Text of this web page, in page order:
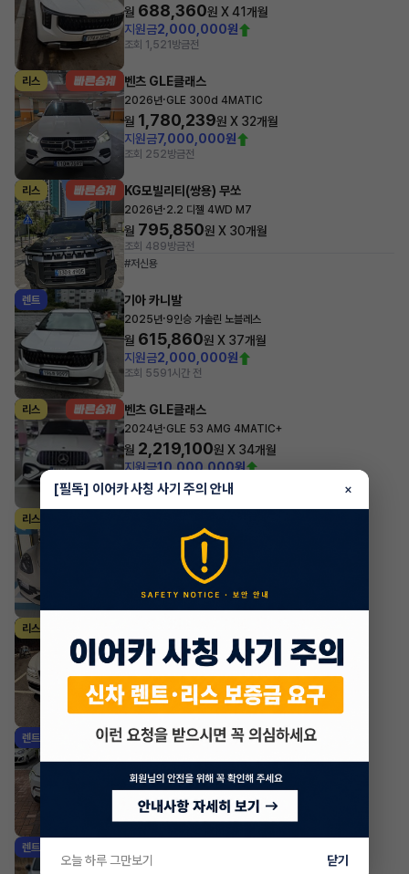
월 688,360원 X41개월
지원금2,000,000원
조회 1,521 방금전
리스 벤츠 GLE클래스
2026년·GLE 300d 4MATIC
월 1,780,239원 X 32개월
지원금7,000,000원
조회 252방금전
리스 KG모빌리티(쌍용) 무쏘
2026년·2.2 디젤 4WD M7
월 795,850원 X 30개월
조회 489방금전
#저신용
렌트 기아 카니발
2025년·9인승 가솔린 노블레스
월 615,860원 X 37개월
지원금2,000,000원
조회 5591시간 전
리스 벤츠 GLE클래스
2024년·GLE 53 AMG 4MATIC+
월 2,219,100원 X 34개월
지원금10,000,000원
조회 637 1시간 전
리스
2.9 4 Platinum Edition
1,729,300 원 X
10,000,000원
조회 2,0571시간 전
리스
2024년 가솔린 2.5 터보 2WD 기본형
월 1,047,300원 X 26 개월
조회 867 1시간 전
렌트 기아 EV3
월579,920원 X42개월
조회 7,243 1시간 전
렌트
2025년 2.2 디젤 4WD 5인승 시그니처 그래비티
[필독] 이어카 사칭 사기 주의 안내 ×
오늘 하루 그만보기 닫기